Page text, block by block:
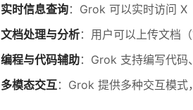
实时信息查询：Grok 可以实时访问 X
文档处理与分析：用户可以上传文档
编程与代码辅助：Grok 支持编写代码
多模态交互：Grok 提供多种交互模式